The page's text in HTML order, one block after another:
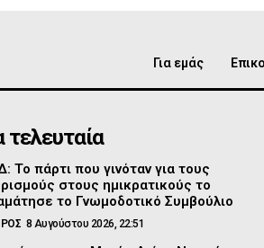
Για εμάς
τελευταία
Το πάρτι που γινόταν για τους
στους ημικρατικούς το
το Γνωμοδοτικό Συμβούλιο
8 Αυγούστου 2026, 22:51